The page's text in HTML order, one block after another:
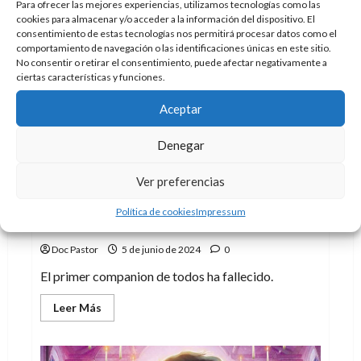
Para ofrecer las mejores experiencias, utilizamos tecnologías como las
cookies para almacenar y/o acceder a la información del dispositivo. El
consentimiento de estas tecnologías nos permitirá procesar datos como el
comportamiento de navegación o las identificaciones únicas en este sitio.
No consentir o retirar el consentimiento, puede afectar negativamente a
ciertas características y funciones.
Aceptar
Denegar
Ver preferencias
Política de cookiesImpressum
de
El
nostálgico
planeta
de
los
simios
de
Triste noticia para los whovians: William
Doc Pastor 5 de junio de 2024 0
El primer companion de todos ha fallecido.
Leer Más
más
Triste